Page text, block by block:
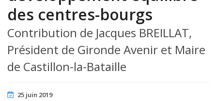
des centres-bourgs
Contribution de Jacques BREILLAT,
Président de Gironde Avenir et Maire
de Castillon-la-Bataille
25 juin 2019